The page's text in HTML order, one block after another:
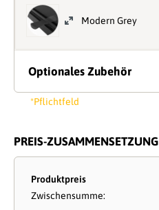
Modern Grey
Optionales Zubehör
*Pflichtfeld
PREIS-ZUSAMMENSETZUNG
Produktpreis
Zwischensumme: